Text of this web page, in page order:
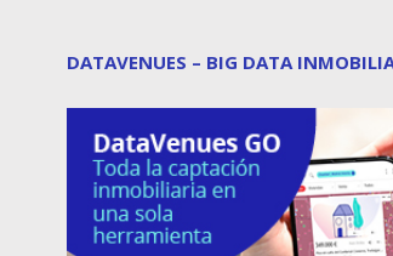
DATAVENUES – BIG DATA